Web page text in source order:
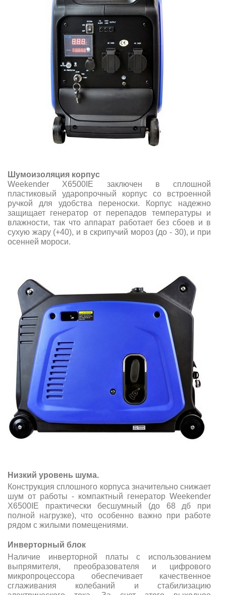
Шумоизоляция корпус
Weekender X6500IE заключен в сплошной
пластиковый ударопрочный корпус со встроенной
ручкой для удобства переноски. Корпус надежно
защищает генератор от перепадов температуры и
влажности, так что аппарат работает без сбоев и в
сухую жару (+40), и в скрипучий мороз (до - 30), и при
осенней мороси.
Низкий уровень шума.
Конструкция сплошного корпуса значительно снижает
шум от работы - компактный генератор Weekender
X6500IE практически бесшумный (до 68 дб при
полной нагрузке), что особенно важно при работе
рядом с жилыми помещениями.
Инверторный блок
Наличие инверторной платы с использованием
выпрямителя, преобразователя и цифрового
микропроцессора обеспечивает качественное
сглаживания колебаний и стабилизацию